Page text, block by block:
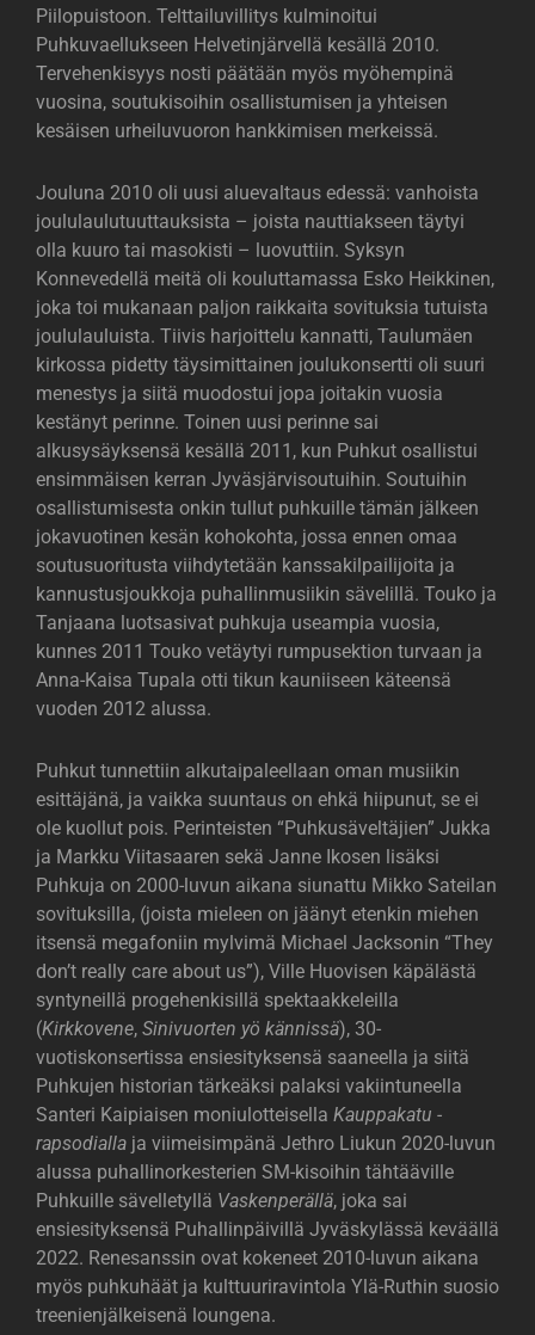
Piilopuistoon. Telttailuvillitys kulminoitui
Puhkuvaellukseen Helvetinjärvellä kesällä 2010.
Tervehenkisyys nosti päätään myös myöhempinä
vuosina, soutukisoihin osallistumisen ja yhteisen
kesäisen urheiluvuoron hankkimisen merkeissä.
Jouluna 2010 oli uusi aluevaltaus edessä: vanhoista
joululaulutuuttauksista – joista nauttiakseen täytyi
olla kuuro tai masokisti – luovuttiin. Syksyn
Konnevedellä meitä oli kouluttamassa Esko Heikkinen,
joka toi mukanaan paljon raikkaita sovituksia tutuista
joululauluista. Tiivis harjoittelu kannatti, Taulumäen
kirkossa pidetty täysimittainen joulukonsertti oli suuri
menestys ja siitä muodostui jopa joitakin vuosia
kestänyt perinne. Toinen uusi perinne sai
alkusysäyksensä kesällä 2011, kun Puhkut osallistui
ensimmäisen kerran Jyväsjärvisoutuihin. Soutuihin
osallistumisesta onkin tullut puhkuille tämän jälkeen
jokavuotinen kesän kohokohta, jossa ennen omaa
soutusuoritusta viihdytetään kanssakilpailijoita ja
kannustusjoukkoja puhallinmusiikin sävelillä. Touko ja
Tanjaana luotsasivat puhkuja useampia vuosia,
kunnes 2011 Touko vetäytyi rumpusektion turvaan ja
Anna-Kaisa Tupala otti tikun kauniiseen käteensä
vuoden 2012 alussa.
Puhkut tunnettiin alkutaipaleellaan oman musiikin
esittäjänä, ja vaikka suuntaus on ehkä hiipunut, se ei
ole kuollut pois. Perinteisten “Puhkusäveltäjien” Jukka
ja Markku Viitasaaren sekä Janne Ikosen lisäksi
Puhkuja on 2000-luvun aikana siunattu Mikko Sateilan
sovituksilla, (joista mieleen on jäänyt etenkin miehen
itsensä megafoniin mylvimä Michael Jacksonin “They
don’t really care about us”), Ville Huovisen käpälästä
syntyneillä progehenkisillä spektaakkeleilla
(Kirkkovene, Sinivuorten yö kännissä), 30-
vuotiskonsertissa ensiesityksensä saaneella ja siitä
Puhkujen historian tärkeäksi palaksi vakiintuneella
Santeri Kaipiaisen moniulotteisella Kauppakatu -
rapsodialla ja viimeisimpänä Jethro Liukun 2020-luvun
alussa puhallinorkesterien SM-kisoihin tähtääville
Puhkuille sävelletyllä Vaskenperällä, joka sai
ensiesityksensä Puhallinpäivillä Jyväskylässä keväällä
2022. Renesanssin ovat kokeneet 2010-luvun aikana
myös puhkuhäät ja kulttuuriravintola Ylä-Ruthin suosio
treenienjälkeisenä loungena.